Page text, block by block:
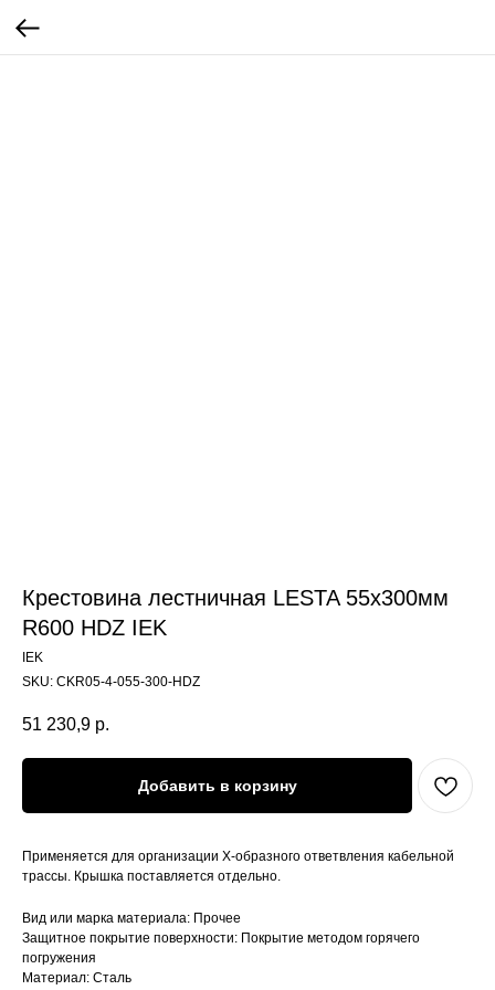
Крестовина лестничная LESTA 55х300мм
R600 HDZ IEK
IEK
SKU: CKR05-4-055-300-HDZ
51 230,9 р.
Добавить в корзину
Применяется для организации Х-образного ответвления кабельной
трассы. Крышка поставляется отдельно.
Вид или марка материала: Прочее
Защитное покрытие поверхности: Покрытие методом горячего
погружения
Материал: Сталь